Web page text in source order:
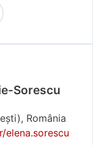
Sorescu
România
elena.sorescu